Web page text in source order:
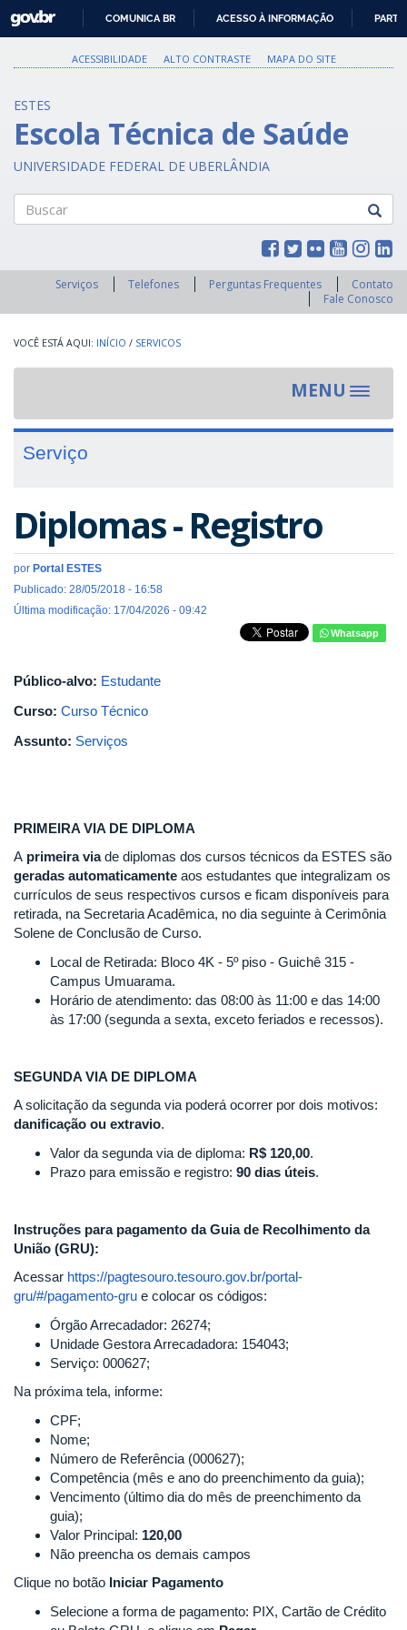
PARA
O
GOVBR
COMUNICA BR ACESSO À INFORMAÇÃO
ACESSIBILIDADE ALTO CONTRASTE MAPA DO SITE
ESTES
Escola Técnica de Saúde
UNIVERSIDADE FEDERAL DE UBERLÂNDIA
Serviços Telefones Perguntas Frequentes
Contato
Fale Conosco
INÍCIO / SERVICOS
MENU
Toggle
Serviço
Diplomas - Registro
por Portal ESTES
Publicado: 28/05/2018 - 16:58
Última modificação: 17/04/2026 - 09:42
Whatsapp
Público-alvo: Estudante
Curso: Curso Técnico
Assunto: Serviços
PRIMEIRA VIA DE DIPLOMA
A primeira viade diplomas dos cursos técnicos da ESTES são
geradas automaticamente aos estudantes que integralizam os
currículos de seus respectivos cursos e ficam disponíveis para
retirada, na Secretaria Acadêmica, no dia seguinte à Cerimônia
Solene de Conclusão de Curso.
Local de Retirada: Bloco 4K - 5º piso - Guichê 315 -
Campus Umuarama.
Horário de atendimento: das 08:00 às 11:00 e das 14:00
às 17:00 (segunda a sexta, exceto feriados e recessos).
SEGUNDA VIA DE DIPLOMA
A solicitação da segunda via poderá ocorrer por dois motivos:
danificação ou extravio.
Valor da segunda via de diploma: R$ 120,00.
Prazo para emissão e registro: 90 dias úteis.
Instruções para pagamento da Guia de Recolhimento da
União (GRU):
Acessar https://pagtesouro.tesouro.gov.br/portal-
gru/#/pagamento-gru e colocar os códigos:
Órgão Arrecadador: 26274;
Unidade Gestora Arrecadadora: 154043;
Serviço: 000627;
Na próxima tela, informe:
CPF;
Nome;
Número de Referência (000627);
Competência (mês e ano do preenchimento da guia);
Vencimento (último dia do mês de preenchimento da
guia);
Valor Principal: 120,00
Não preencha os demais campos
Clique no botão Iniciar Pagamento
Selecione a forma de pagamento: PIX, Cartão de Crédito